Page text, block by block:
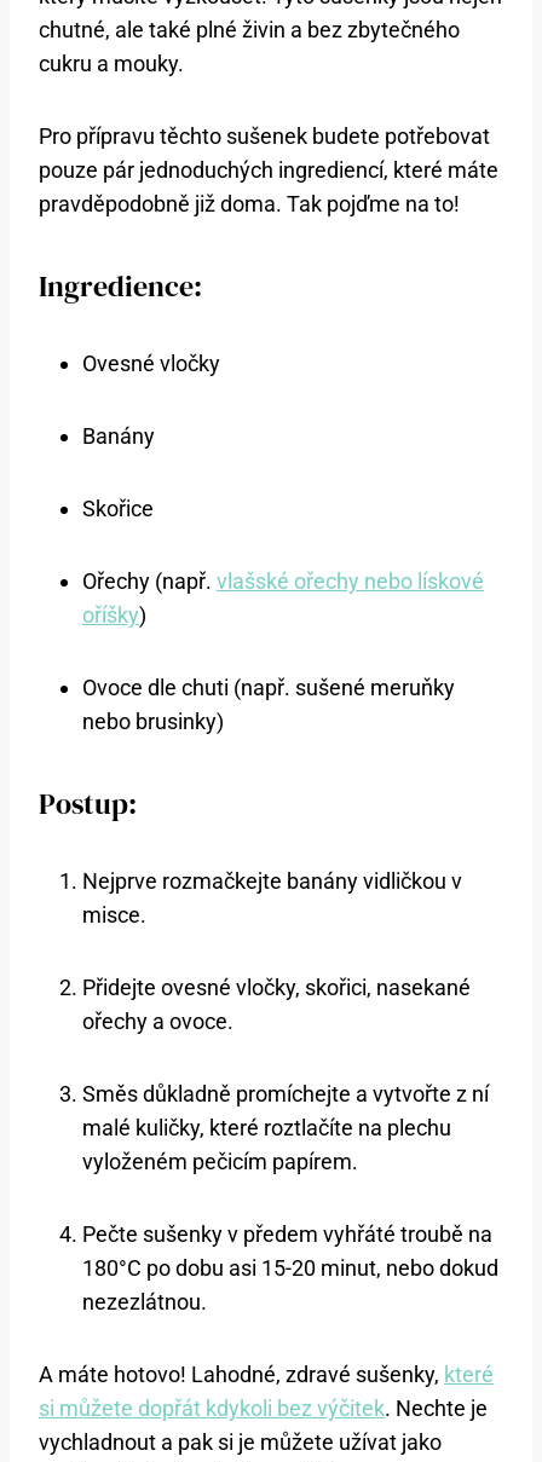
chutné, ale také plné živin a bez zbytečného
cukru a mouky.
Pro přípravu těchto sušenek budete potřebovat
pouze pár jednoduchých ingrediencí, které máte
pravděpodobně již doma. Tak pojďme na to!
Ingredience:
Ovesné vločky
Banány
Skořice
Ořechy (např. vlašské ořechy nebo lískové
oříšky)
Ovoce dle chuti (např. sušené meruňky
nebo brusinky)
Postup:
Nejprve rozmačkejte banány vidličkou v
misce.
Přidejte ovesné vločky, skořici, nasekané
ořechy a ovoce.
Směs důkladně promíchejte a vytvořte z ní
malé kuličky, které roztlačíte na plechu
vyloženém pečicím papírem.
Pečte sušenky v předem vyhřáté troubě na
180°C po dobu asi 15-20 minut, nebo dokud
nezezlátnou.
A máte hotovo! Lahodné, zdravé sušenky, které
si můžete dopřát kdykoli bez výčitek. Nechte je
vychladnout a pak si je můžete užívat jako